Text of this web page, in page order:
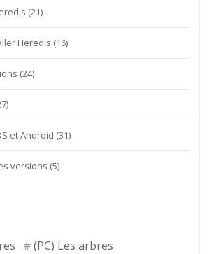
(21)
Heredis (16)
(24)
et Android (31)
versions (5)
(PC) Les arbres